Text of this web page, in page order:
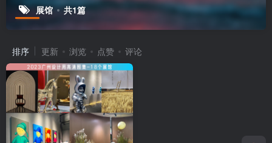
展馆 共1篇
排序 更新 浏览 点赞 评论